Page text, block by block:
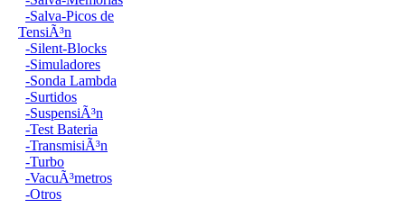
-Salva-Picos de
TensiÃ³n
-Silent-Blocks
-Simuladores
-Sonda Lambda
-Surtidos
-SuspensiÃ³n
-Test Bateria
-TransmisiÃ³n
-Turbo
-VacuÃ³metros
-Otros